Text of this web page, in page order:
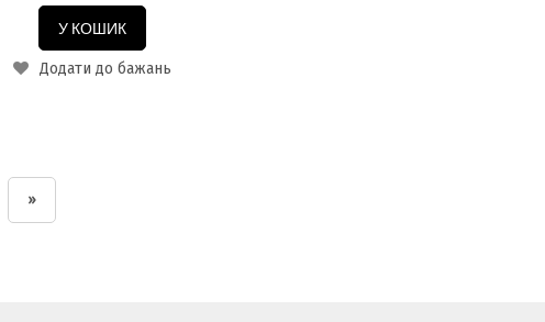
У КОШИК
Додати до бажань
»